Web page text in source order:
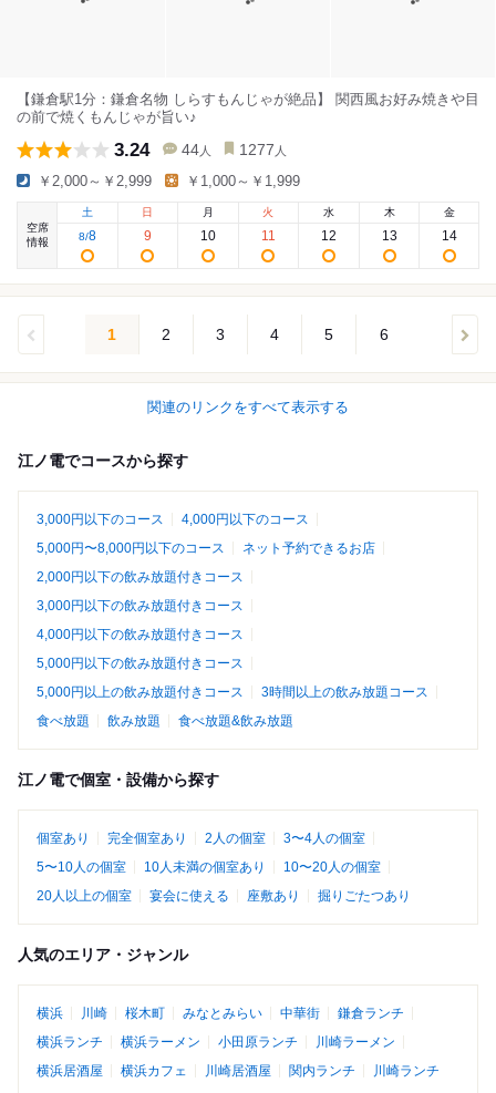
【鎌倉駅1分：鎌倉名物 しらすもんじゃが絶品】 関西風お好み焼きや目
の前で焼くもんじゃが旨い♪
3.24 44 人 1277 人
￥2,000～￥2,999 ￥1,000～￥1,999
空席
情報
土
8/8
日
9
月
10
火
11
水
12
木
13
金
14
1 2 3 4 5 6
関連のリンクをすべて表示する
江ノ電でコースから探す
3,000円以下のコース
4,000円以下のコース
5,000円〜8,000円以下のコース
ネット予約できるお店
2,000円以下の飲み放題付きコース
3,000円以下の飲み放題付きコース
4,000円以下の飲み放題付きコース
5,000円以下の飲み放題付きコース
5,000円以上の飲み放題付きコース
3時間以上の飲み放題コース
食べ放題
飲み放題 食べ放題&飲み放題
江ノ電で個室・設備から探す
個室あり 完全個室あり 2人の個室
3〜4人の個室
5〜10人の個室
10人未満の個室あり
10〜20人の個室
20人以上の個室
宴会に使える 座敷あり 掘りごたつあり
人気のエリア・ジャンル
横浜 川崎 桜木町 みなとみらい 中華街
鎌倉ランチ
横浜ランチ
横浜ラーメン 小田原ランチ
川崎ラーメン
横浜居酒屋
横浜カフェ 川崎居酒屋 関内ランチ 川崎ランチ